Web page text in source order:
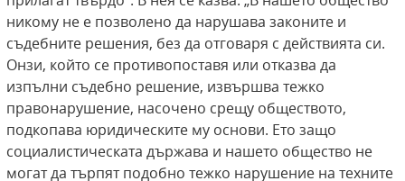
никому не е позволено да нарушава законите и
съдебните решения, без да отговаря с действията си.
Онзи, който се противопоставя или отказва да
изпълни съдебно решение, извършва тежко
правонарушение, насочено срещу обществото,
подкопава юридическите му основи. Ето защо
социалистическата държава и нашето общество не
могат да търпят подобно тежко нарушение на техните